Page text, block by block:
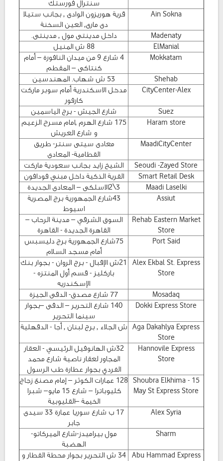
سنترال فورستك
Ain Sokna
قرية هوريزون الوادى , بجانب ستيلا
دى مارى, العين السخنة
Madenaty
داخل مدينتى مول , مدينتى.
ElManial
88 ش المنيل
Mokkatam
4 شارع 9 من ميدان النافورة – أمام
كنتاكى – المقطم
Shehab
53 ش شهاب. المهندسين
CityCenter-Alex
مدخل الاسكندرية أمام سوبر ماركت
كارفور
Suez
شارع الجيش - برج الياسمين
Haram store
175 شارع الهرم ,امام مسرح الزعيم
و شارع العريش
MaadiCityCenter
معادى سيتى سنتر- طريق
القطامية- المعادى
Seoudi -Zayed Store
الشيخ زايد بجانب سعودية ماركت
Smart Retail Desk
القرية الذكية داخل مبني فودافون
Maadi Laselki
3\2الاسلكى – المعادى الجديدة
Assiut
43شارع الجمهورية برج المصرية
اسيوط
Rehab Eastern Market
Store
السوق الشرقي – مدينة الرحاب –
القاهرة الجديدة - القاهرة
Port Said
75شارع الجمهورية برج دليسبس
أمام مسجد السلام
Alex Ekbal St. Express
Store
21ش الإقبال - برج الروان - بجوار بنك
باركليز - قسم أول المنتزه -
الإسكندريه
Mosadaq
77 شارع مصدق- الدقى الجيزة
Dokki Express Store
140 شارع التحرير – الدقى –بجوار
سينما التحرير
Aga Dakahlya Express
Store
ش الجلاء , برج لبنان , أجا - الدقهلية
Hannovile Express
Store
32ش الهانوفيل الرئيسي - العقار
المجاور لعقار ناصية شارع محمد
الفردي بجوار عطارة طب الرسول
Shoubra Elkhima - 15
May St Express Store
128 عمارات الكوثر – إمام مصنع زجاج
كليوباترا – شارع 15 مايو– شبرا
الخيمة –القليوبية
Alex Syria
17 ب شارع سوريا عمارة 33 سيدى
جابر
Sharm
مول بيراميدز-شارع الميركاتو-
الهضبة
Abu Hammad Express
34 ش التحرير بجوار محطة القطار و